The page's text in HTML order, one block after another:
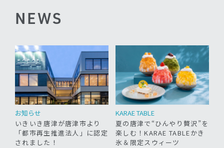
NEWS
お知らせ
いきいき唐津が唐津市より
「都市再生推進法人」に認定
されました！
KARAE TABLE
夏の唐津で“ひんやり贅沢”を
楽しむ！KARAE TABLEかき
氷＆限定スウィーツ